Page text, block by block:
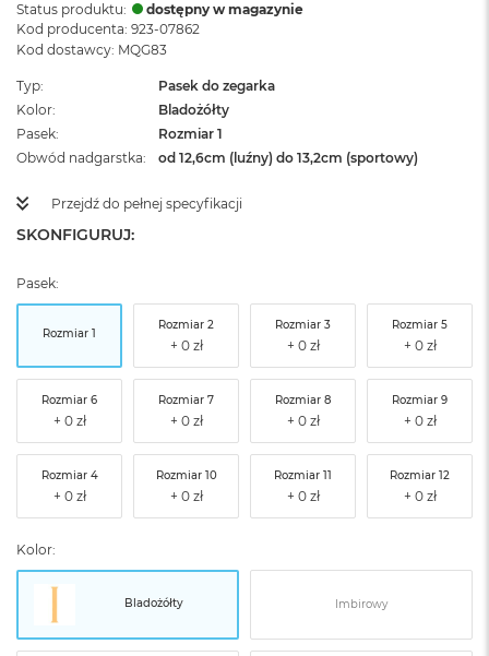
Status produktu:
dostępny w magazynie
Kod producenta: 923-07862
Kod dostawcy: MQG83
Typ
Pasek do zegarka
Kolor
Bladożółty
Pasek
Rozmiar 1
Obwód nadgarstka
od 12,6cm (luźny) do 13,2cm (sportowy)
Przejdź do pełnej specyfikacji
SKONFIGURUJ:
Pasek:
Rozmiar 1
Rozmiar 2 Rozmiar 3 Rozmiar 5
Rozmiar 6 Rozmiar 7 Rozmiar 8 Rozmiar 9
Rozmiar 4 Rozmiar 10 Rozmiar 11 Rozmiar 12
Kolor:
Bladożółty Imbirowy